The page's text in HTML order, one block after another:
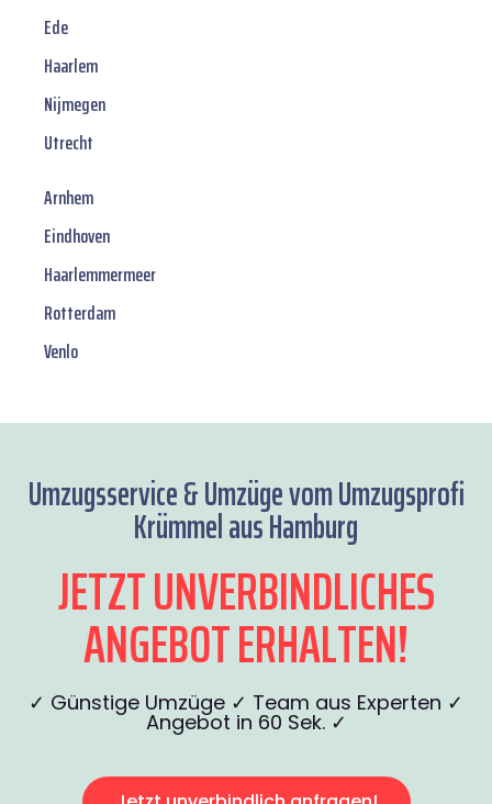
Ede
Haarlem
Nijmegen
Utrecht
Arnhem
Eindhoven
Haarlemmermeer
Rotterdam
Venlo
Umzugsservice & Umzüge vom Umzugsprofi
Krümmel aus Hamburg
JETZT UNVERBINDLICHES
ANGEBOT ERHALTEN!
✓ Günstige Umzüge ✓ Team aus Experten ✓
Angebot in 60 Sek. ✓